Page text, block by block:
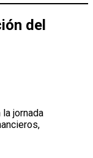
del
jornada